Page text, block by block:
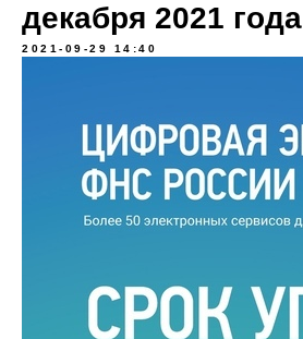
декабря 2021 года
2021-09-29 14:40